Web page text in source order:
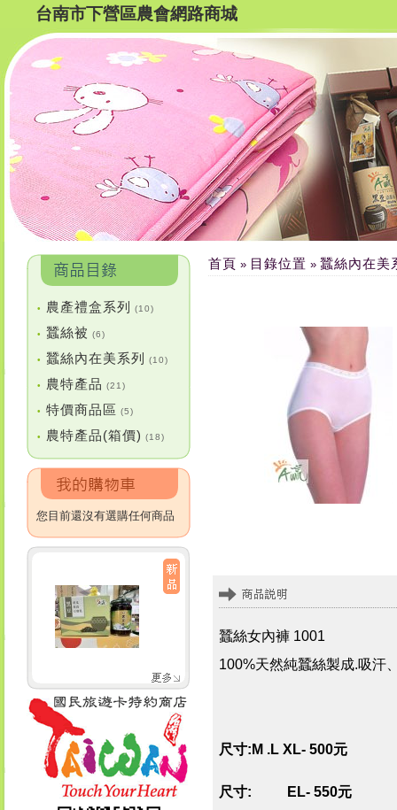
台南市下營區農會網路商城
• 農產禮盒系列 (10)
• 蠶絲被 (6)
• 蠶絲內在美系列 (10)
• 農特產品 (21)
• 特價商品區 (5)
• 農特產品(箱價) (18)
您目前還沒有選購任何商品
首頁 » 目錄位置 » 蠶絲內在美
蠶絲女內褲 1001
100%天然純蠶絲製成.吸汗
尺寸:M .L XL- 500元
尺寸: EL- 550元